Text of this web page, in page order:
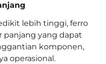
lebih tinggi, ferro
yang dapat
komponen,
operasional.